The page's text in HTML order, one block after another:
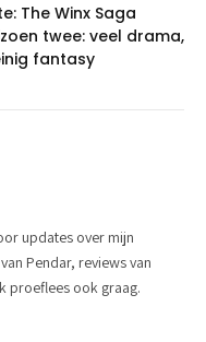
The Winx Saga
twee: veel drama,
fantasy
updates over mijn
Pendar, reviews van
proeflees ook graag.